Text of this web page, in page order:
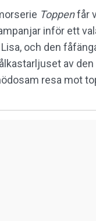
Toppenfår
inför ett
och den
av
resa mot